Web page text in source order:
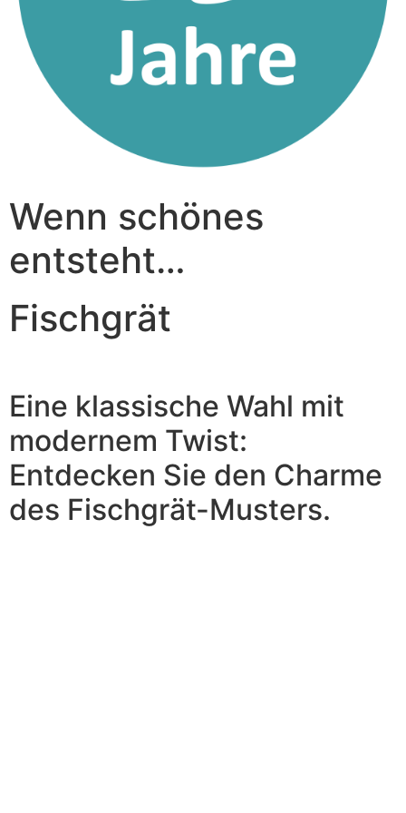
Wenn schönes
entsteht…
Fischgrät
Eine klassische Wahl mit
modernem Twist:
Entdecken Sie den Charme
des Fischgrät-Musters.